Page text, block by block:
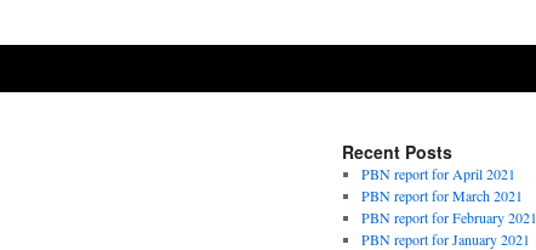
Recent Posts
PBN report for April 2021
PBN report for March 2021
PBN report for February 2021
PBN report for January 2021